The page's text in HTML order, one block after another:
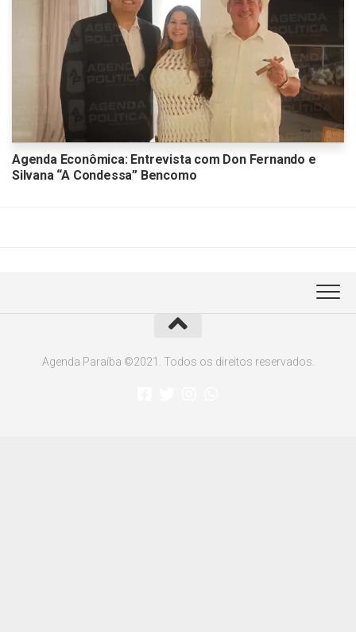
Agenda Econômica: Entrevista com Don Fernando e
Silvana “A Condessa” Bencomo
Agenda Paraíba ©2021. Todos os direitos reservados.